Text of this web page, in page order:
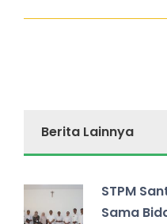
Berita Lainnya
STPM
Sama